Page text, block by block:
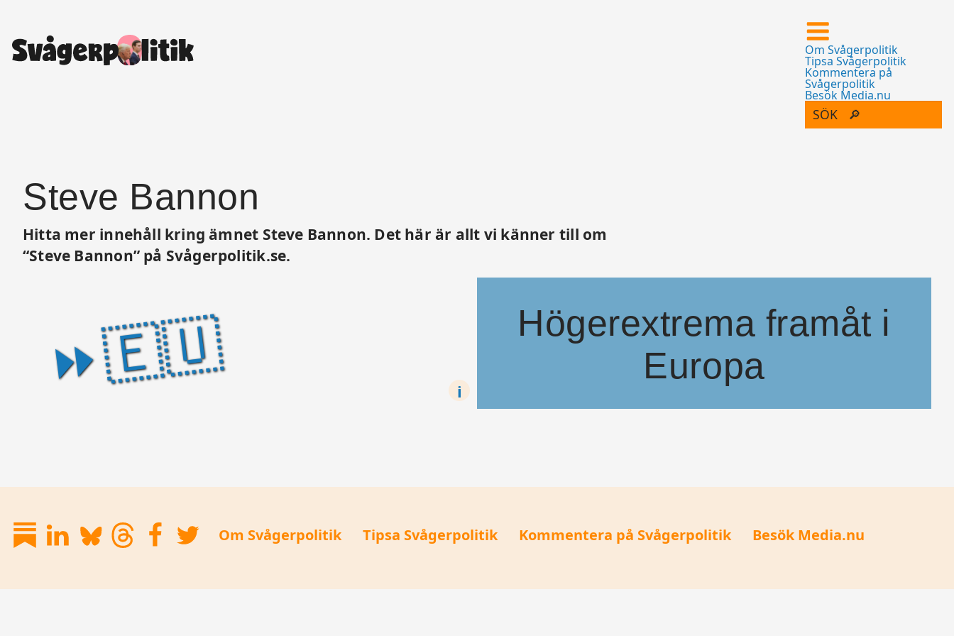
Om Svågerpolitik
Tipsa Svågerpolitik
Kommentera på
Svågerpolitik
Besök Media.nu
Steve Bannon
Hitta mer innehåll kring ämnet Steve Bannon. Det här är allt vi känner till om
“Steve Bannon” på Svågerpolitik.se.
i
⏩🇪🇺
Högerextrema framåt i
Europa
I många europeiska länder är högerextrema partier på frammarsch. Svågerpolitik.se har gått igenom
Om Svågerpolitik Tipsa Svågerpolitik Kommentera på Svågerpolitik Besök Media.nu